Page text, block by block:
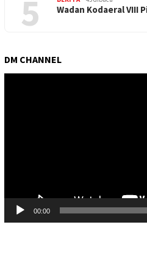
5 Wadan Kodaeral VIII
DM CHANNEL
00:00